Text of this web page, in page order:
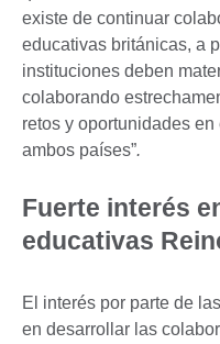
existe de continuar
educativas británicas, a
instituciones deben
colaborando
retos y oportunidades
ambos países”.
Fuerte interés
educativas
El interés por parte de
en desarrollar las